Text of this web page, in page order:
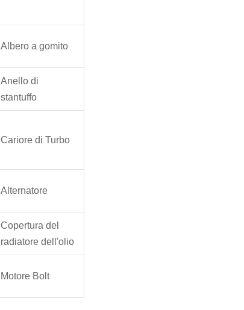
Albero a gomito
Anello di
stantuffo
Cariore di Turbo
Alternatore
Copertura del
radiatore dell'olio
Motore Bolt